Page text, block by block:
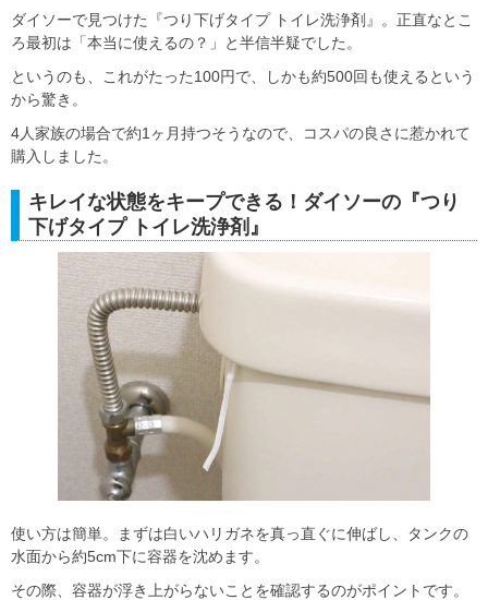
ダイソーで見つけた『つり下げタイプ トイレ洗浄剤』。正直なとこ
ろ最初は「本当に使えるの？」と半信半疑でした。
というのも、これがたった100円で、しかも約500回も使えるという
から驚き。
4人家族の場合で約1ヶ月持つそうなので、コスパの良さに惹かれて
購入しました。
キレイな状態をキープできる！ダイソーの『つり
下げタイプ トイレ洗浄剤』
使い方は簡単。まずは白いハリガネを真っ直ぐに伸ばし、タンクの
水面から約5cm下に容器を沈めます。
その際、容器が浮き上がらないことを確認するのがポイントです。